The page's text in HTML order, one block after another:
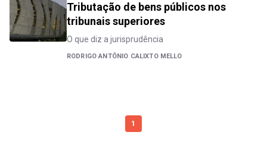
Tributação de bens públicos nos
tribunais superiores
O que diz a jurisprudência
RODRIGO ANTÔNIO CALIXTO MELLO
1